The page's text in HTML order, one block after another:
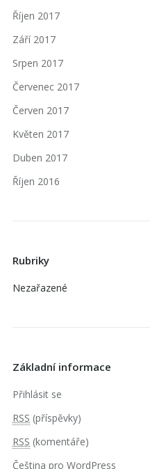
Říjen 2017
Září 2017
Srpen 2017
Červenec 2017
Červen 2017
Květen 2017
Duben 2017
Říjen 2016
Rubriky
Nezařazené
Základní informace
Přihlásit se
RSS (příspěvky)
RSS (komentáře)
Čeština pro WordPress